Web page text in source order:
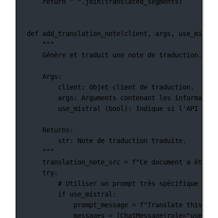
def add_translation_note(client, args,
"""
Génère et traduit une note de traduction.
Args:
client: Objet client de traduction.
args: Arguments contenant les
use_mistral (bool): Indique si l'API
Returns:
str: Note de traduction traduite.
"""
translation_note_src = f"Ce document a
try:
# Utiliser un prompt très spécifique
if use_mistral:
prompt_message = f"Translate this
messages = [ChatMessage( role="user"